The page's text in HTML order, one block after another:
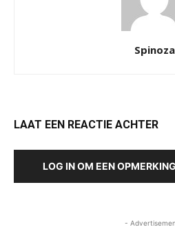
Spinoza
LAAT EEN REACTIE ACHTER
LOG IN OM EEN
-